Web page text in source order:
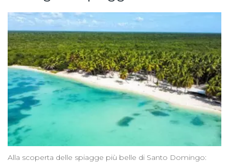
Alla scoperta delle spiagge più belle di Santo Domingo: